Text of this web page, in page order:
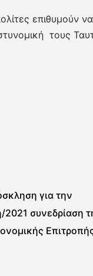
επιθυμούν
τους
για την
2021 συνεδρίαση